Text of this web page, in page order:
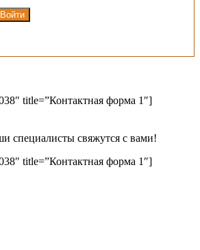
Войти
title=”Контактная форма 1″]
специалисты свяжутся с вами!
title=”Контактная форма 1″]